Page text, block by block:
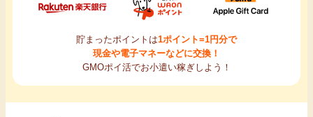
貯まったポイントは1ポイント=1円分で
現金や電子マネーなどに交換！
GMOポイ活でお小遣い稼ぎしよう！